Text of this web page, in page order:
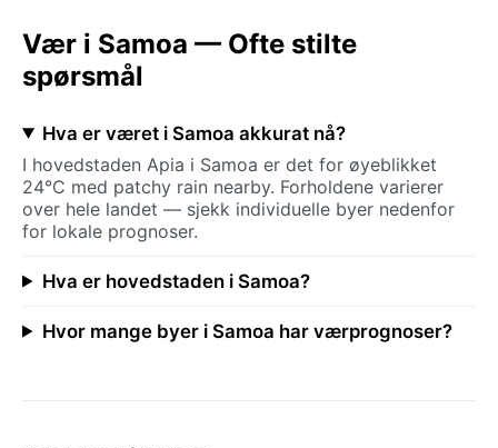
Vær i Samoa — Ofte stilte
spørsmål
Hva er været i Samoa akkurat nå?
I hovedstaden Apia i Samoa er det for øyeblikket
24°C med patchy rain nearby. Forholdene varierer
over hele landet — sjekk individuelle byer nedenfor
for lokale prognoser.
Hva er hovedstaden i Samoa?
Hvor mange byer i Samoa har værprognoser?